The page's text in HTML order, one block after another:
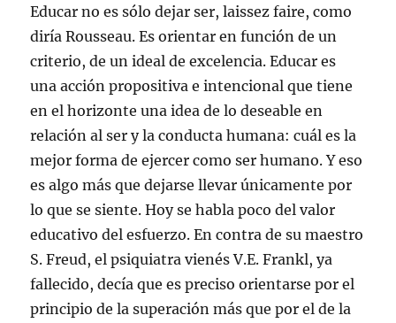
Educar no es sólo dejar ser, laissez faire, como
diría Rousseau. Es orientar en función de un
criterio, de un ideal de excelencia. Educar es
una acción propositiva e intencional que tiene
en el horizonte una idea de lo deseable en
relación al ser y la conducta humana: cuál es la
mejor forma de ejercer como ser humano. Y eso
es algo más que dejarse llevar únicamente por
lo que se siente. Hoy se habla poco del valor
educativo del esfuerzo. En contra de su maestro
S. Freud, el psiquiatra vienés V.E. Frankl, ya
fallecido, decía que es preciso orientarse por el
principio de la superación más que por el de la